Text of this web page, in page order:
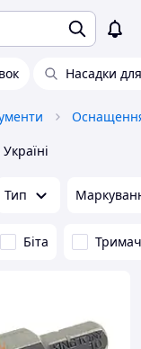
Насадки
Україні
Тип
Біта Тримач